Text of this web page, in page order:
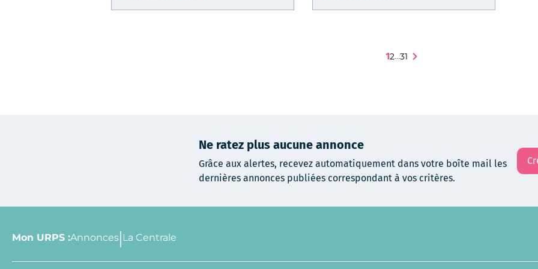
12 31
Ne ratez plus aucune annonce
Grâce aux alertes, recevez automatiquement dans votre boîte mail les
dernières annonces publiées correspondant à vos critères.
Mon URPS :Annonces La Centrale